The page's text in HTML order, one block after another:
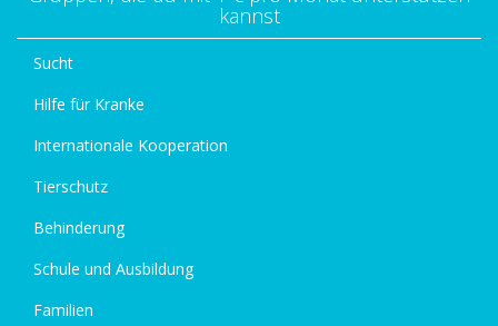
kannst
Sucht
Hilfe für Kranke
Internationale Kooperation
Tierschutz
Behinderung
Schule und Ausbildung
Familien